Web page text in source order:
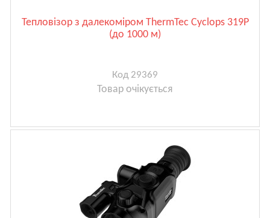
Тепловізор з далекоміром ThermTec Cyclops 319P
(до 1000 м)
Код 29369
Товар очікується